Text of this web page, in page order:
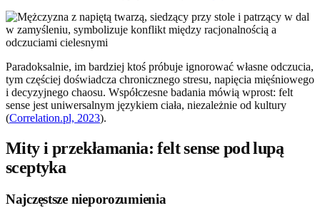
Paradoksalnie, im bardziej ktoś próbuje ignorować własne odczucia,
tym częściej doświadcza chronicznego stresu, napięcia mięśniowego
i decyzyjnego chaosu. Współczesne badania mówią wprost: felt
sense jest uniwersalnym językiem ciała, niezależnie od kultury
(Correlation.pl, 2023).
Mity i przekłamania: felt sense pod lupą
sceptyka
Najczęstsze nieporozumienia